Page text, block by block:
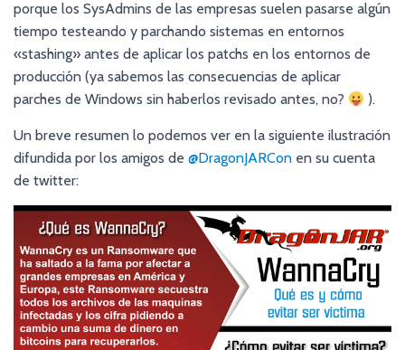
porque los SysAdmins de las empresas suelen pasarse algún
tiempo testeando y parchando sistemas en entornos
«stashing» antes de aplicar los patchs en los entornos de
producción (ya sabemos las consecuencias de aplicar
parches de Windows sin haberlos revisado antes, no?
).
Un breve resumen lo podemos ver en la siguiente ilustración
difundida por los amigos de @DragonJARCon en su cuenta
de twitter: